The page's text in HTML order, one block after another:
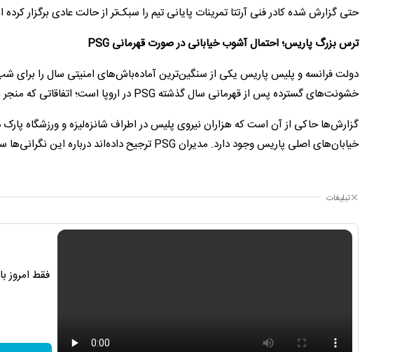
حتی گزارش شده کادر فنی آرتتا تمرینات پایانی تیم را سبک‌تر از حالت عادی برگزار
ترس بزرگ پاریس؛ احتمال آشوب خیابانی در صورت قهرمانی PSG
دولت فرانسه و پلیس پاریس یکی از سنگین‌ترین آماده‌باش‌های امنیتی سال را برای شب
خشونت‌های گسترده پس از قهرمانی سال گذشته PSG در اروپا است؛ اتفاقاتی که منجر به کشته و زخمی شدن چندین نفر و صدها بازداشت شد.
گزارش‌ها حاکی از آن است که هزاران نیروی پلیس در اطراف شانزه‌لیزه و ورزشگاه
خیابان‌های اصلی پاریس وجود دارد. مدیران PSG ترجیح داده‌اند درباره این نگرانی‌ها سکوت کنند تا فضای تیم پیش از فینال متشنج نشود.
تبلیغات